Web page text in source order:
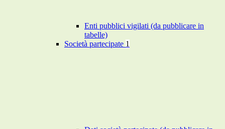
Enti pubblici vigilati (da pubblicare in
tabelle)
Società partecipate 1